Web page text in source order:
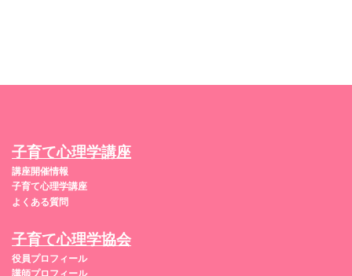
子育て心理学講座
講座開催情報
子育て心理学講座
よくある質問
子育て心理学協会
役員プロフィール
講師プロフィール